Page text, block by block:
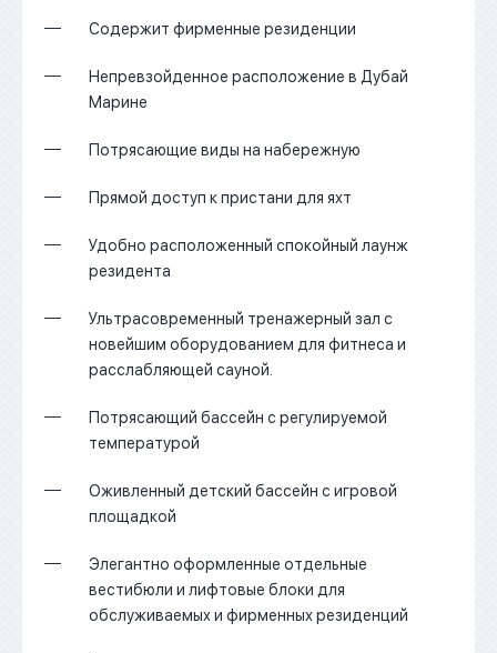
Содержит фирменные резиденции
Непревзойденное расположение в Дубай
Марине
Потрясающие виды на набережную
Прямой доступ к пристани для яхт
Удобно расположенный спокойный лаунж
резидента
Ультрасовременный тренажерный зал с
новейшим оборудованием для фитнеса и
расслабляющей сауной.
Потрясающий бассейн с регулируемой
температурой
Оживленный детский бассейн с игровой
площадкой
Элегантно оформленные отдельные
вестибюли и лифтовые блоки для
обслуживаемых и фирменных резиденций